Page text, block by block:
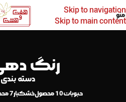
Skip to navigation
Skip to main content
منو
رنگ دهی
دسته
حبوبات10 محصول خشکبار7 محصول